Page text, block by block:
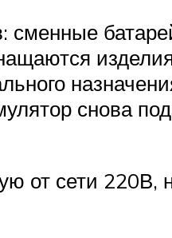
сменные
снова
от сети 220В,